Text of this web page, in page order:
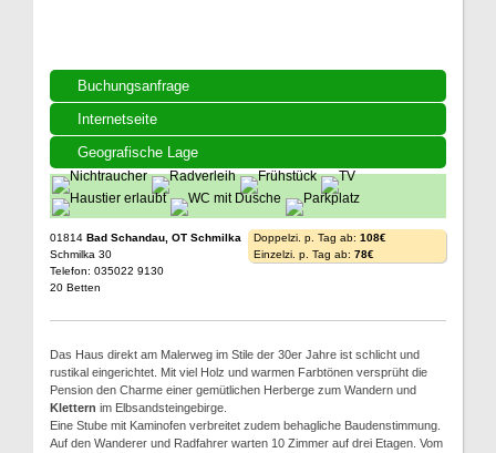
Buchungsanfrage
Internetseite
Geografische Lage
01814 Bad Schandau, OT Schmilka
Schmilka 30
Telefon: 035022 9130
20 Betten
Doppelzi. p. Tag ab: 108€
Einzelzi. p. Tag ab: 78€
Das Haus direkt am Malerweg im Stile der 30er Jahre ist schlicht und
rustikal eingerichtet. Mit viel Holz und warmen Farbtönen versprüht die
Pension den Charme einer gemütlichen Herberge zum Wandern und
Klettern im Elbsandsteingebirge.
Eine Stube mit Kaminofen verbreitet zudem behagliche Baudenstimmung.
Auf den Wanderer und Radfahrer warten 10 Zimmer auf drei Etagen. Vom